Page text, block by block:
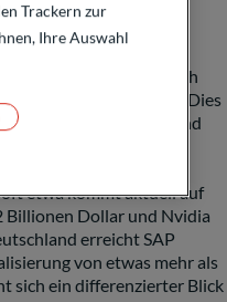
von einer ungewöhnlich
Sieben“ geprägt. Dies
Tech, Halbleiter und
bewegen.
Aktien durch hohe
etwa kommt aktuell auf
Billionen Dollar und Nvidia
erreicht SAP
von etwas mehr als
sich ein differenzierter Blick
Trackern zur
Ihre Auswahl